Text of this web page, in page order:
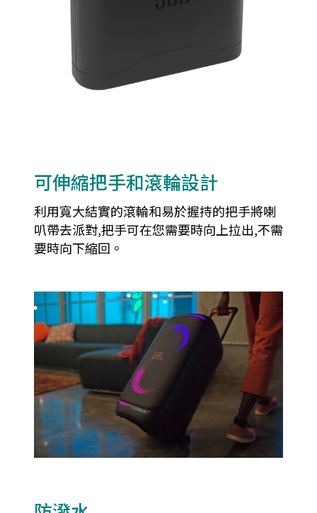
可伸縮把手和滾輪設計
利用寬大結實的滾輪和易於握持的把手將喇
叭帶去派對,把手可在您需要時向上拉出,不需
要時向下縮回。